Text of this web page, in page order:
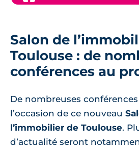
Salon de
Toulouse : de
conférences au
De nombreuses
l’occasion de ce nouveau
l’immobilier de Toulouse.
d’actualité seront